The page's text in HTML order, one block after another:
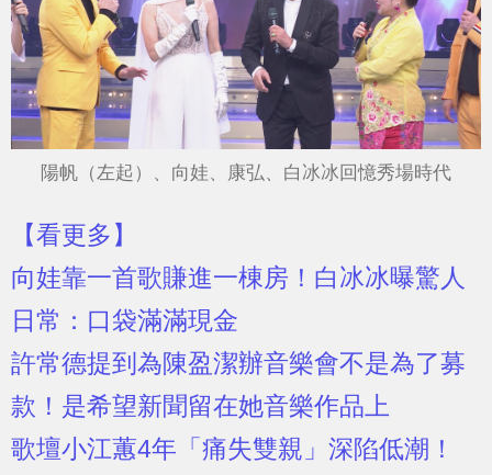
陽帆（左起）、向娃、康弘、白冰冰回憶秀場時代
【看更多】
向娃靠一首歌賺進一棟房！白冰冰曝驚人
日常：口袋滿滿現金
許常德提到為陳盈潔辦音樂會不是為了募
款！是希望新聞留在她音樂作品上
歌壇小江蕙4年「痛失雙親」深陷低潮！